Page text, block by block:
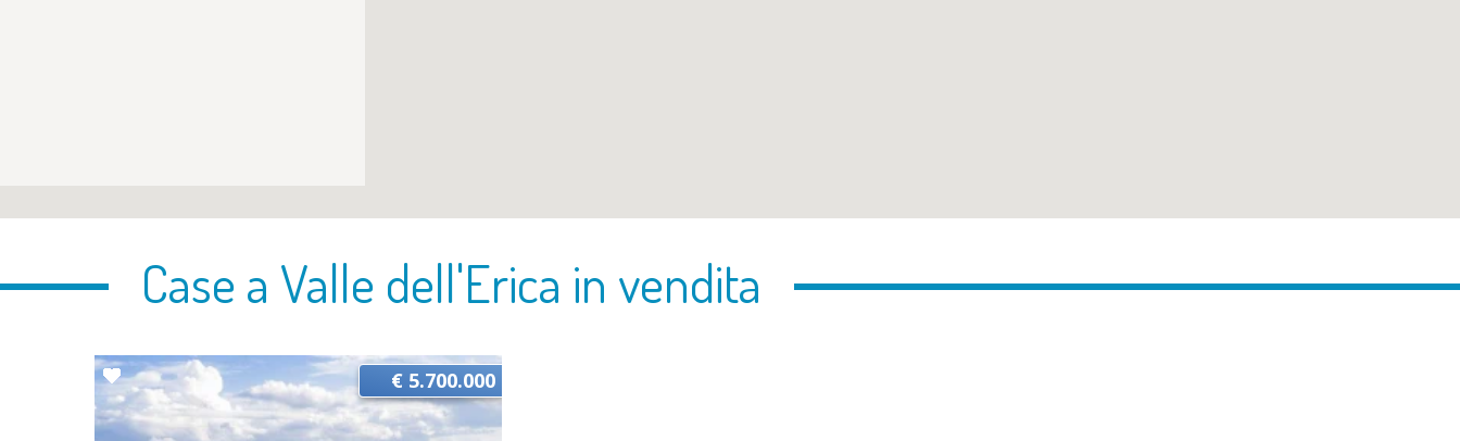
Case a Valle dell'Erica in vendita
€ 5.700.000